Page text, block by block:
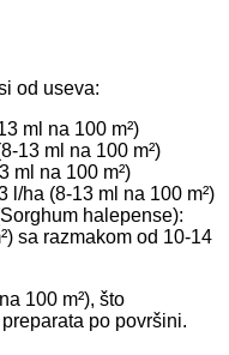
od useva:
ml na 100 m²)
13 ml na 100 m²)
ml na 100 m²)
l/ha (8-13 ml na 100 m²)
halepense):
sa razmakom od 10-14
100 m²), što
po površini.